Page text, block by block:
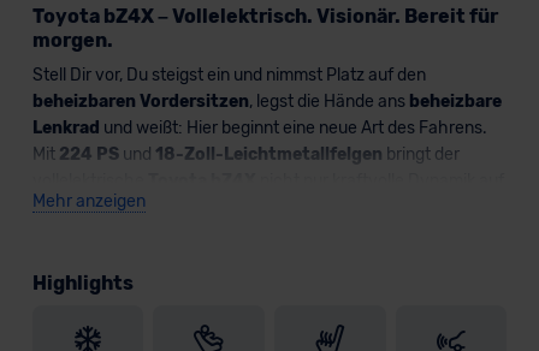
Toyota bZ4X – Vollelektrisch. Visionär. Bereit für
morgen.
Stell Dir vor, Du steigst ein und nimmst Platz auf den
beheizbaren Vordersitzen, legst die Hände ans beheizbare
Lenkrad und weißt: Hier beginnt eine neue Art des Fahrens.
Mit 224 PS und 18-Zoll-Leichtmetallfelgen bringt der
die Straße, sondern auch ein neues Gefühl von Freiheit. Kein
Fahrerassistenzsysteme, die Dich unterstützen, bevor Du sie
Mehr anzeigen
Highlights